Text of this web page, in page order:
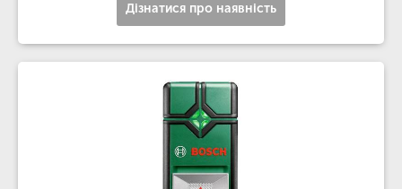
Дізнатися про наявність